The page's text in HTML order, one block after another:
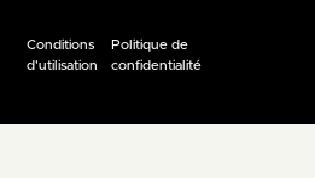
Conditions
d'utilisation
Politique de
confidentialité